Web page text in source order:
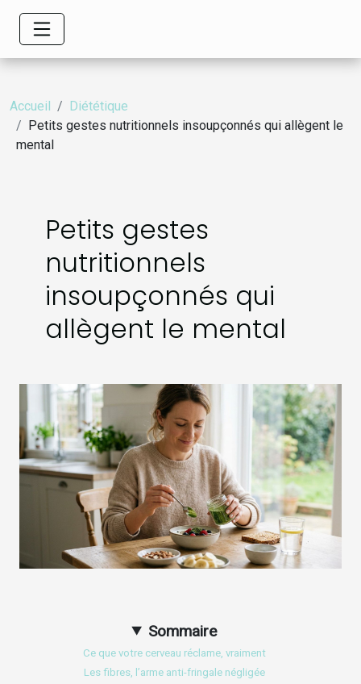
Accueil
Diététique
Petits gestes nutritionnels insoupçonnés qui allègent le
mental
Petits gestes
nutritionnels
insoupçonnés qui
allègent le mental
Sommaire
Ce que votre cerveau réclame, vraiment
Les fibres, l’arme anti-fringale négligée